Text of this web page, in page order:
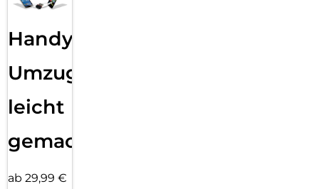
Handy
Umzug
leicht
gemacht!
ab 29,99 €